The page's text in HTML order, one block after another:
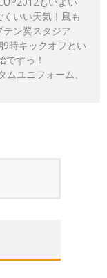
い天気！風も
ン翼スタジア
キックオフとい
始ですっ！
ニフォーム、